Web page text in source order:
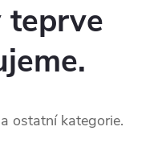
teprve
ostatní kategorie.